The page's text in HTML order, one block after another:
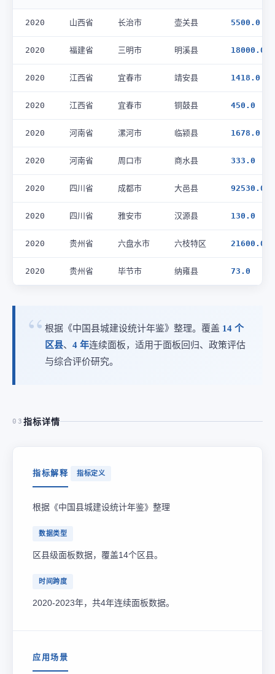
2020 山西省 长治市 壶关县 5500.0
2020 福建省 三明市 明溪县 18000.0
2020 江西省 宜春市 靖安县 1418.0
2020 江西省 宜春市 铜鼓县 450.0
2020 河南省 漯河市 临颍县 1678.0
2020 河南省 周口市 商水县 333.0
2020 四川省 成都市 大邑县 92530.0
2020 四川省 雅安市 汉源县 130.0
2020 贵州省 六盘水市 六枝特区 21600.0
2020 贵州省 毕节市 纳雍县 73.0
根据《中国县城建设统计年鉴》整理。覆盖 14 个
区县、 4 年连续面板，适用于面板回归、政策评估
与综合评价研究。
03 指标详情
指标解释 指标定义
根据《中国县城建设统计年鉴》整理
数据类型
区县级面板数据，覆盖14个区县。
时间跨度
2020-2023年，共4年连续面板数据。
应用场景